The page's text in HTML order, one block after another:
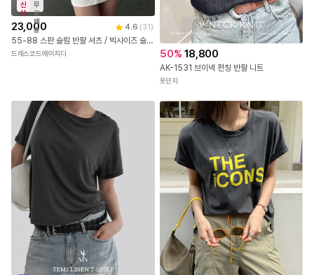
신
상
무
료
배
송
23,000 4.6 (31 )
55-88 스판 슬림 반팔 셔츠 / 빅사이즈 슬림핏 라인셔츠 66 77
드레스코드에이치디 50% 18,800
AK-1531 브이넥 펀칭 반팔 니트
옷단지